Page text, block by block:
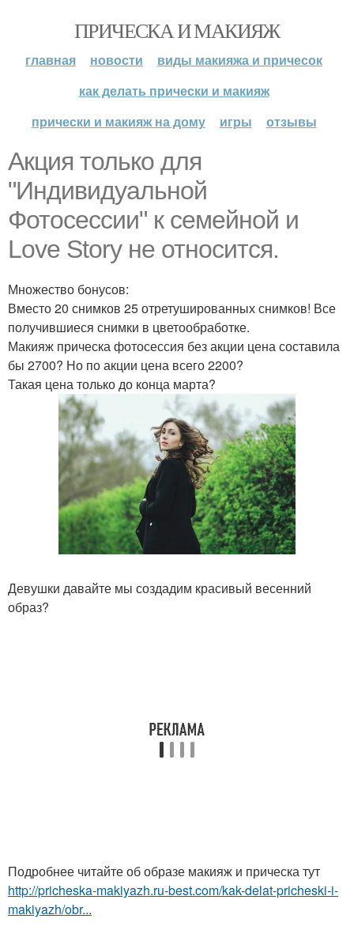
ПРИЧЕСКА И МАКИЯЖ
главная новости
виды макияжа и причесок
как делать прически и макияж
прически и макияж на дому
игры отзывы
Акция только для
"Индивидуальной
Фотосессии" к семейной и
Love Story не относится.
Множество бонусов:
Вместо 20 снимков 25 отретушированных снимков! Все
получившиеся снимки в цветообработке.
Макияж прическа фотосессия без акции цена составила
бы 2700? Но по акции цена всего 2200?
Такая цена только до конца марта?
Девушки давайте мы создадим красивый весенний
образ?
Подробнее читайте об образе макияж и прическа тут
http://pricheska-makiyazh.ru-best.com/kak-delat-pricheski-i-
makiyazh/obr...